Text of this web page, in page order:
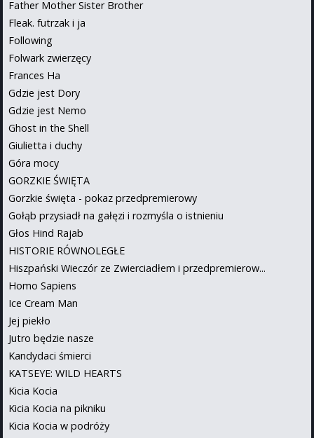
Father Mother Sister Brother
Fleak. futrzak i ja
Following
Folwark zwierzęcy
Frances Ha
Gdzie jest Dory
Gdzie jest Nemo
Ghost in the Shell
Giulietta i duchy
Góra mocy
GORZKIE ŚWIĘTA
Gorzkie święta - pokaz przedpremierowy
Gołąb przysiadł na gałęzi i rozmyśla o istnieniu
Głos Hind Rajab
HISTORIE RÓWNOLEGŁE
Hiszpański Wieczór ze Zwierciadłem i przedpremierow...
Homo Sapiens
Ice Cream Man
Jej piekło
Jutro będzie nasze
Kandydaci śmierci
KATSEYE: WILD HEARTS
Kicia Kocia
Kicia Kocia na pikniku
Kicia Kocia w podróży